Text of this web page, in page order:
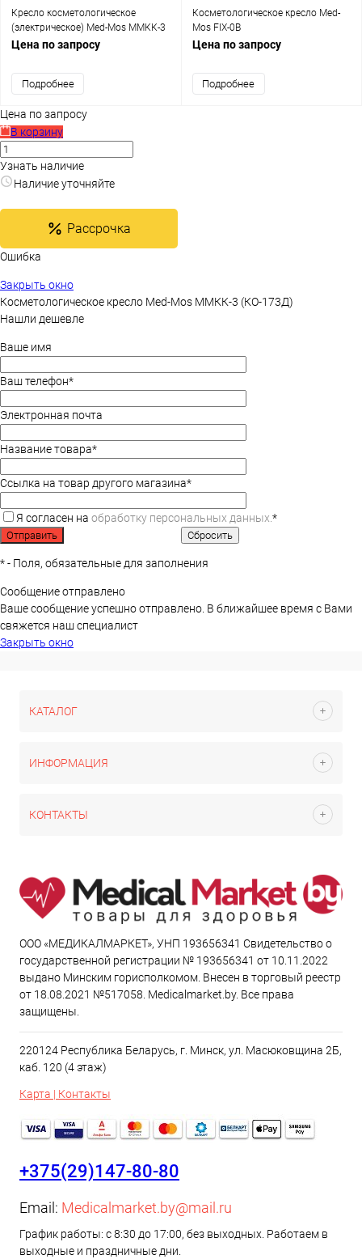
Кресло косметологическое
(электрическое) Med-Mos ММКК-3
КО-175Д-00
Цена по запросу
Подробнее
Косметологическое кресло Med-
Mos FIX-0B
Цена по запросу
Подробнее
Цена по запросу
В корзину
Узнать наличие
Наличие уточняйте
Рассрочка
Ошибка
Закрыть окно
Косметологическое кресло Med-Mos ММКК-3 (КО-173Д)
Нашли дешевле
Ваше имя
Ваш телефон*
Электронная почта
Название товара*
Ссылка на товар другого магазина*
Я согласен на обработку персональных данных. *
*- Поля, обязательные для заполнения
Сообщение отправлено
Ваше сообщение успешно отправлено. В ближайшее время с Вами
свяжется наш специалист
Закрыть окно
КАТАЛОГ
ИНФОРМАЦИЯ
КОНТАКТЫ
ООО «МЕДИКАЛМАРКЕТ», УНП 193656341 Свидетельство о
государственной регистрации № 193656341 от 10.11.2022
выдано Минским горисполкомом. Внесен в торговый реестр
от 18.08.2021 №517058. Medicalmarket.by. Все права
защищены.
220124 Республика Беларусь, г. Минск, ул. Масюковщина 2Б,
каб. 120 (4 этаж)
Карта | Контакты
+375(29)147-80-80
Email: Medicalmarket.by@mail.ru
График работы: с 8:30 до 17:00, без выходных. Работаем в
выходные и праздничные дни.